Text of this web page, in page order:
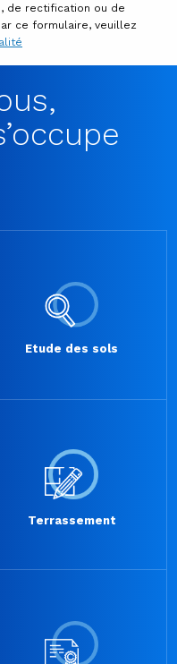
de rectification ou de
ce formulaire, veuillez
Etude des sols
Terrassement